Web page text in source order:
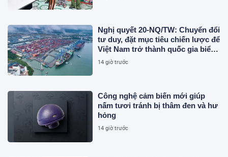
Nghị quyết 20-NQ/TW: Chuyển đổi
tư duy, đặt mục tiêu chiến lược để
Việt Nam trở thành quốc gia biển
mạnh
14 giờ trước
Công nghệ cảm biến mới giúp
nấm tươi tránh bị thâm đen và hư
hỏng
14 giờ trước